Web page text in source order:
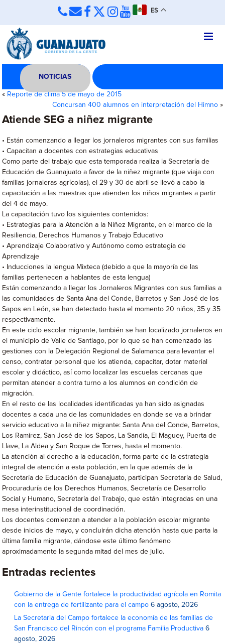
ES
NOTICIAS
« Reporte de clima 5 de mayo de 2015
Concursan 400 alumnos en interpretación del Himno»
Atiende SEG a niñez migrante
• Están comenzando a llegar los jornaleros migrantes con sus familias
• Capacitan a docentes con estrategias educativas
Como parte del trabajo que esta temporada realiza la Secretaría de
Educación de Guanajuato a favor de la niñez migrante (que viaja con
familias jornaleras agrícolas), el 29 y 30 de abril se llevó a cabo la
capacitación a las maestras que atienden los niños migrantes a partir
del 4 de mayo.
La capacitación tuvo los siguientes contenidos:
• Estrategias para la Atención a la Niñez Migrante, en el marco de la
Resiliencia, Derechos Humanos y Trabajo Educativo
• Aprendizaje Colaborativo y Autónomo como estrategia de
Aprendizaje
• Inducciones la lengua Mixteca (debido a que la mayoría de las
familias pertenecen a hablantes de esta lengua)
Están comenzando a llegar los Jornaleros Migrantes con sus familias a
las comunidades de Santa Ana del Conde, Barretos y San José de los
Sapos en León, se han detectado hasta el momento 20 niños, 35 y 35
respectivamente.
En este ciclo escolar migrante, también se han localizado jornaleros en
el municipio de Valle de Santiago, por lo que se han comenzado las
gestiones con la Delegación Regional de Salamanca para levantar el
censo, contratar personal que los atienda, capacitar, dotar material
escolar y didáctico, así como localizar las escuelas cercanas que
permitan atender a contra turno a los alumnos en condición de
migración.
En el resto de las localidades identificadas ya han sido asignadas
docentes a cada una de las comunidades en donde se va a brindar
servicio educativo a la niñez migrante: Santa Ana del Conde, Barretos,
Los Ramírez, San José de los Sapos, La Sandía, El Maguey, Puerta de
Llave, La Aldea y San Roque de Torres, hasta el momento.
La atención al derecho a la educación, forma parte de la estrategia
integral de atención a esta población, en la que además de la
Secretaría de Educación de Guanajuato, participan Secretaría de Salud,
Procuraduría de los Derechos Humanos, Secretaría de Desarrollo
Social y Humano, Secretaría del Trabajo, que están integradas en una
mesa interinstitucional de coordinación.
Los docentes comienzan a atender a la población escolar migrante
desde inicios de mayo, y concluirán dicha atención hasta que parta la
última familia migrante, dándose este último fenómeno
aproximadamente la segunda mitad del mes de julio.
Entradas recientes
Gobierno de la Gente fortalece la productividad agrícola en Romita
con la entrega de fertilizante para el campo 6 agosto, 2026
La Secretaria del Campo fortalece la economía de las familias de
San Francisco del Rincón con el programa Familia Productiva 6
agosto, 2026